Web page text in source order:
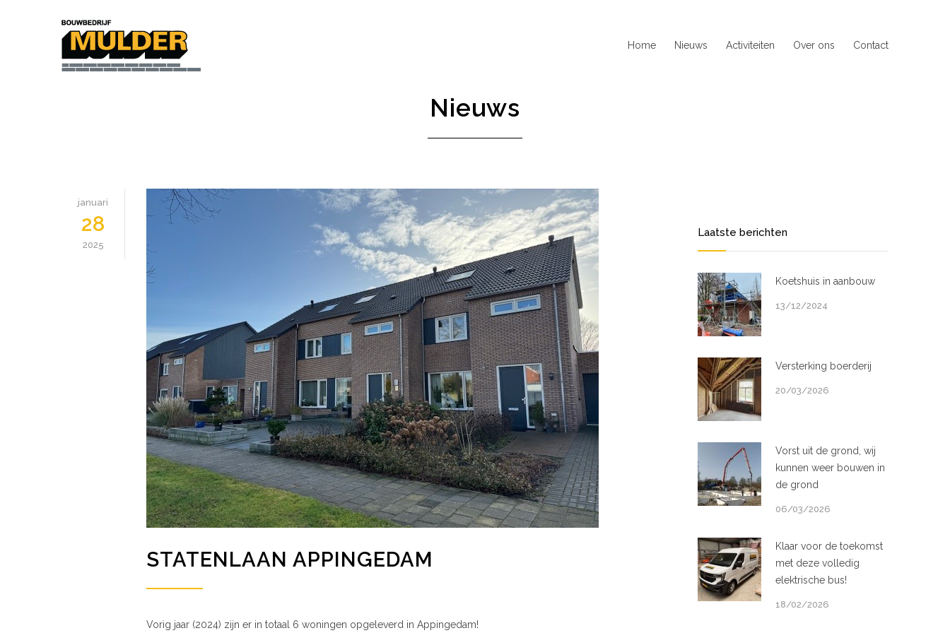
Home Nieuws Activiteiten Over ons Contact
Nieuws
januari
28
2025
STATENLAAN APPINGEDAM
Vorig jaar (2024) zijn er in totaal 6 woningen opgeleverd in Appingedam!
Laatste berichten
Koetshuis in aanbouw
13/12/2024
Versterking boerderij
20/03/2026
Vorst uit de grond, wij
kunnen weer bouwen in
de grond
06/03/2026
Klaar voor de toekomst
met deze volledig
elektrische bus!
18/02/2026